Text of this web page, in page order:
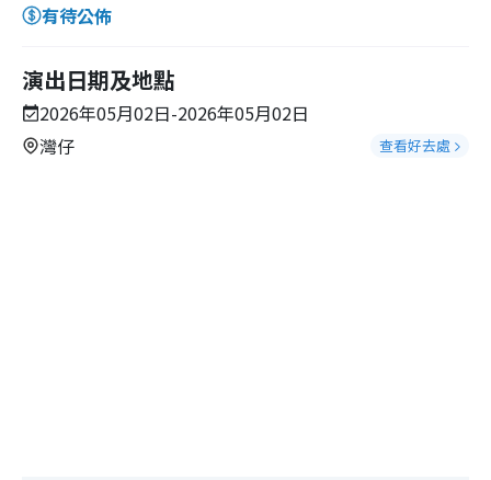
有待公佈
演出日期及地點
2026年05月02日-2026年05月02日
灣仔
查看好去處